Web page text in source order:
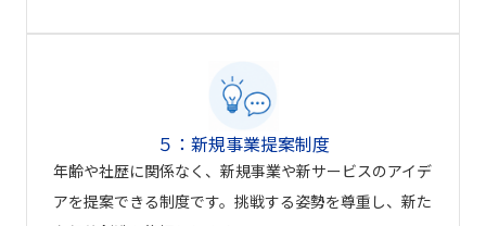
５：新規事業提案制度
年齢や社歴に関係なく、新規事業や新サービスのアイデ
アを提案できる制度です。挑戦する姿勢を尊重し、新た